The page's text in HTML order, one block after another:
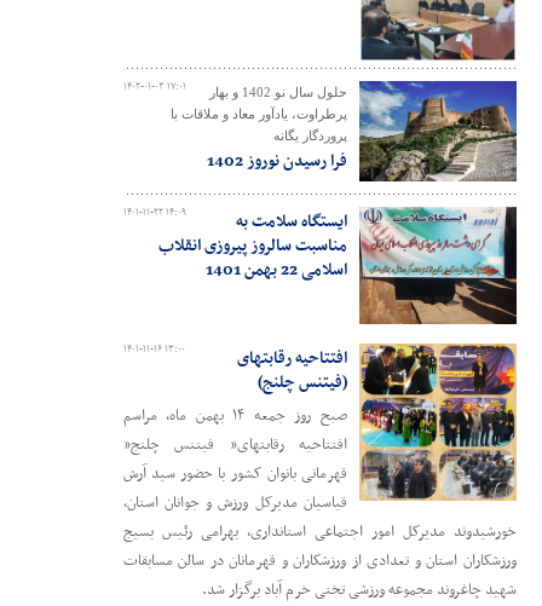
۱۴۰۲-۰۱-۰۳ ۱۷:۰۱
حلول سال نو 1402 و بهار
پرطراوت، یادآور معاد و ملاقات با
پروردگار یگانه
فرا رسیدن نوروز 1402
۱۴۰۱-۱۱-۲۲ ۱۴:۰۹
ایستگاه سلامت به
مناسبت سالروز پیروزی انقلاب
اسلامی 22 بهمن 1401
۱۴۰۱-۱۱-۱۶ ۱۳:۰۰
افتتاحیه رقابتهای
(فیتنس چلنج)
صبح روز جمعه ۱۴ بهمن ماه، مراسم
افتتاحیه رقابتهای” فیتنس چلنج”
قهرمانی بانوان کشور با حضور سید آرش
قیاسیان مدیرکل ورزش و جوانان استان،
خورشیدوند مدیرکل امور اجتماعی استانداری، بهرامی رئیس بسیج
ورزشکاران استان و تعدادی از ورزشکاران و قهرمانان در سالن مسابقات
شهید چاغروند مجموعه ورزشی تختی خرم آباد برگزار شد.